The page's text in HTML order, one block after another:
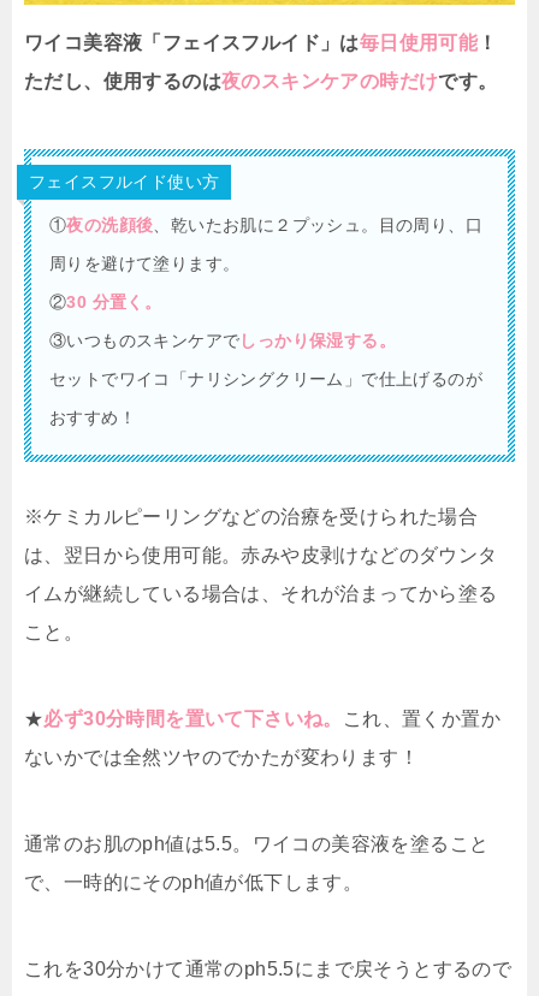
ワイコ美容液「フェイスフルイド」は毎日使用可能！
ただし、使用するのは夜のスキンケアの時だけです。
フェイスフルイド使い方
①夜の洗顔後 、乾いたお肌に２プッシュ。目の周り、口
周りを避けて塗ります。
②30 分置く。
③いつものスキンケアでしっかり保湿する。
セットでワイコ「ナリシングクリーム」で仕上げるのが
おすすめ！
※ケミカルピーリングなどの治療を受けられた場合
は、翌日から使用可能。赤みや皮剥けなどのダウンタ
イムが継続している場合は、それが治まってから塗る
こと。
★必ず30分時間を置いて下さいね。
これ、置くか置か
ないかでは全然ツヤのでかたが変わります！
通常のお肌のph値は5.5。ワイコの美容液を塗ること
で、一時的にそのph値が低下します。
これを30分かけて通常のph5.5にまで戻そうとするので